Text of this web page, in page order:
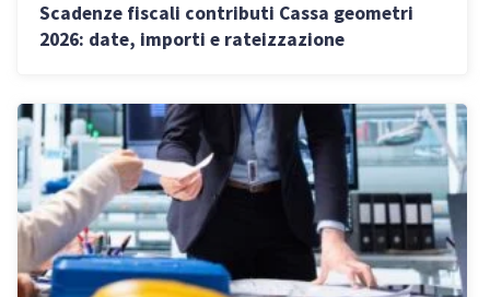
Scadenze fiscali contributi Cassa geometri
2026: date, importi e rateizzazione